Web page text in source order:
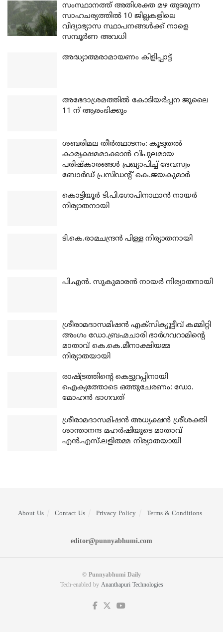
സംസ്ഥാനത്ത് അതിശക്ത മഴ തുടരുന്ന
സാഹചര്യത്തിൽ 10 ജില്ലകളിലെ
വിദ്യാഭ്യാസ സ്ഥാപനങ്ങൾക്ക് നാളെ
സമ്പൂർണ അവധി
അദ്ധ്യാത്മരാമായണം കിളിപ്പാട്ട്
അഭേദാശ്രമത്തില്‍ കോടിയര്‍ച്ചന ജൂലൈ
11 ന് ആരംഭിക്കും
ശബരിമല തീര്‍ത്ഥാടനം: കൂടുതല്‍
കാര്യക്ഷമമാക്കാന്‍ വിപുലമായ
പരിഷ്‌കാരങ്ങള്‍ പ്രഖ്യാപിച്ച് ദേവസ്വം
ബോര്‍ഡ് പ്രസിഡന്റ് കെ.ജയകുമാര്‍
കൊട്ടിയൂര്‍ ടി.പി.ഗോപിനാഥാന്‍ നായര്‍
നിര്യാതനായി
ടി.കെ.രാമചന്ദ്രന്‍ പിള്ള നിര്യാതനായി
പി.എന്‍. സുകുമാരന്‍ നായര്‍ നിര്യാതനായി
ശ്രീരാമദാസമിഷന്‍ എക്‌സിക്യൂട്ടീവ് കമ്മിറ്റി
അംഗം ഡോ.ബ്രഹ്മചാരി ഭാര്‍ഗവറാമിന്റെ
മാതാവ് കെ.കെ.മീനാക്ഷിയമ്മ
നിര്യാതയായി
രാഷ്ട്രത്തിന്റെ കെട്ടുറപ്പിനായി
ഐക്യത്തോടെ ഒത്തുചേരണം: ഡോ.
മോഹന്‍ ഭാഗവത്
ശ്രീരാമദാസമിഷന്‍ അധ്യക്ഷന്‍ ശ്രീശക്തി
ശാന്താനന്ദ മഹര്‍ഷിയുടെ മാതാവ്
എന്‍.എസ്.ലളിതമ്മ നിര്യാതയായി
About Us Contact Us Privacy Policy Terms & Conditions
editor@punnyabhumi.com
© Punnyabhumi Daily
Tech-enabled by Ananthapuri Technologies